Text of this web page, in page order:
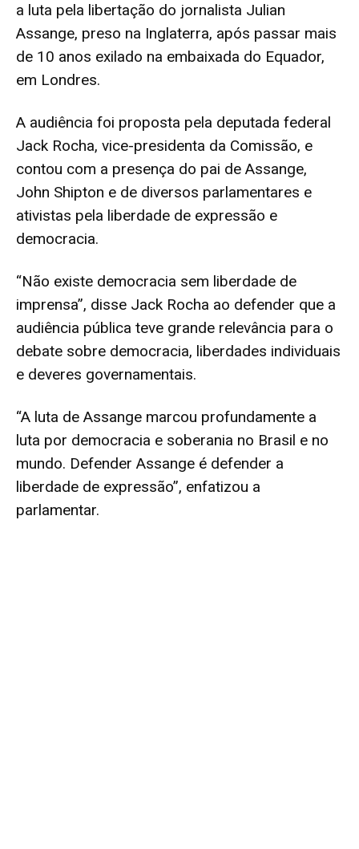
a luta pela libertação do jornalista Julian
Assange, preso na Inglaterra, após passar mais
de 10 anos exilado na embaixada do Equador,
em Londres.
A audiência foi proposta pela deputada federal
Jack Rocha, vice-presidenta da Comissão, e
contou com a presença do pai de Assange,
John Shipton e de diversos parlamentares e
ativistas pela liberdade de expressão e
democracia.
“Não existe democracia sem liberdade de
imprensa”, disse Jack Rocha ao defender que a
audiência pública teve grande relevância para o
debate sobre democracia, liberdades individuais
e deveres governamentais.
“A luta de Assange marcou profundamente a
luta por democracia e soberania no Brasil e no
mundo. Defender Assange é defender a
liberdade de expressão”, enfatizou a
parlamentar.